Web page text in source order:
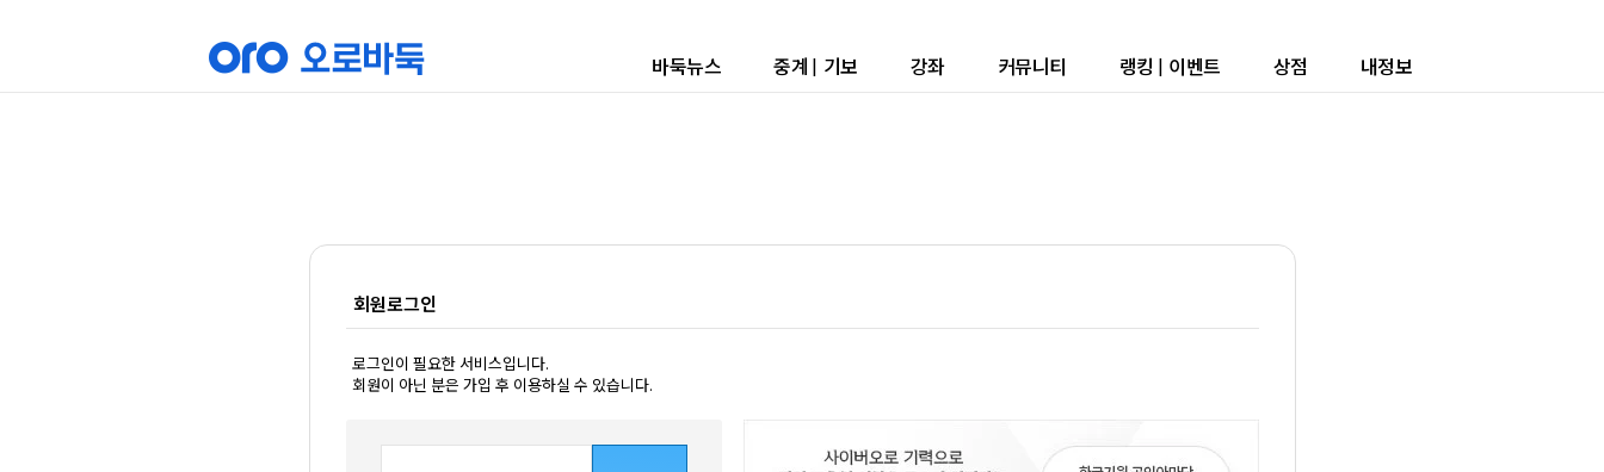
바둑뉴스 중계 | 기보 강좌 커뮤니티 랭킹 | 이벤트 상점 내정보
회원로그인
로그인이 필요한 서비스입니다.
회원이 아닌 분은 가입 후 이용하실 수 있습니다.